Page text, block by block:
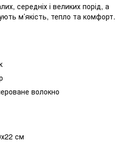
середніх і великих порід, а
м’якість, тепло та комфорт.
волокно
см